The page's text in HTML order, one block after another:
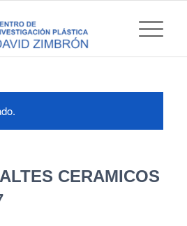
CERAMICOS